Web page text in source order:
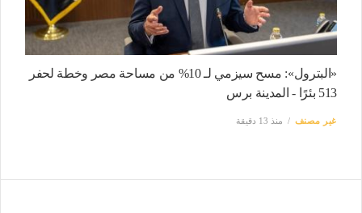
«البترول»: مسح سيزمي لـ 10% من مساحة مصر وخطة لحفر
513 بئرًا - المدينة برس
غير مصنف منذ 13 دقيقة